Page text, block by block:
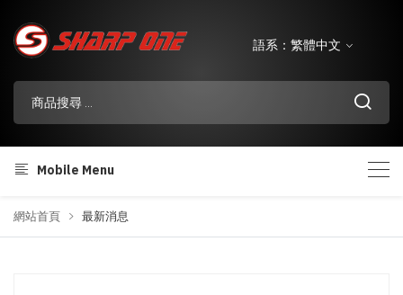
語系：繁體中文
Mobile Menu
網站首頁 最新消息